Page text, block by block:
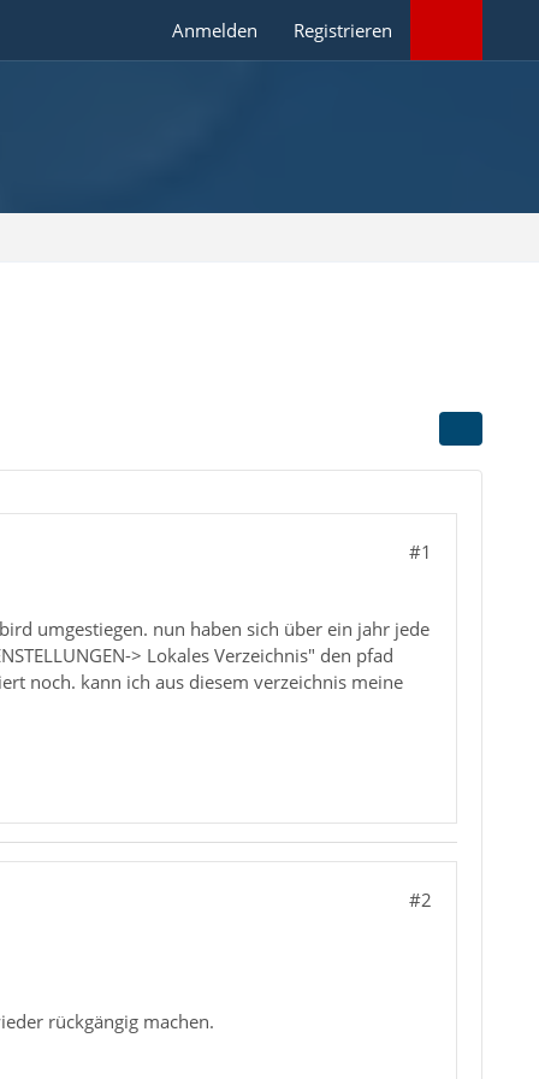
Anmelden Registrieren
#1
umgestiegen. nun haben sich über ein jahr jede
> Lokales Verzeichnis" den pfad
noch. kann ich aus diesem verzeichnis meine
#2
rückgängig machen.